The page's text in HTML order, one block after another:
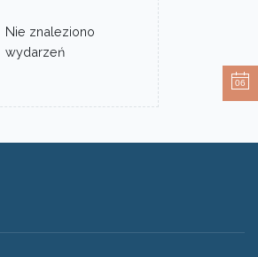
Nie znaleziono
wydarzeń
06